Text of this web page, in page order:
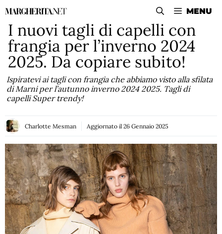
Vai
contenuto
MENU
I nuovi tagli di capelli con
frangia per l’inverno 2024
2025. Da copiare subito!
Ispiratevi ai tagli con frangia che abbiamo visto alla sfilata
di Marni per l’autunno inverno 2024 2025. Tagli di
capelli Super trendy!
Charlotte Mesman Aggiornato il 26 Gennaio 2025